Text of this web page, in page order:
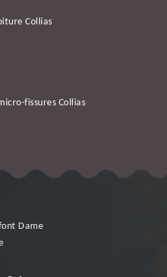
Collias
fissures Collias
Dame